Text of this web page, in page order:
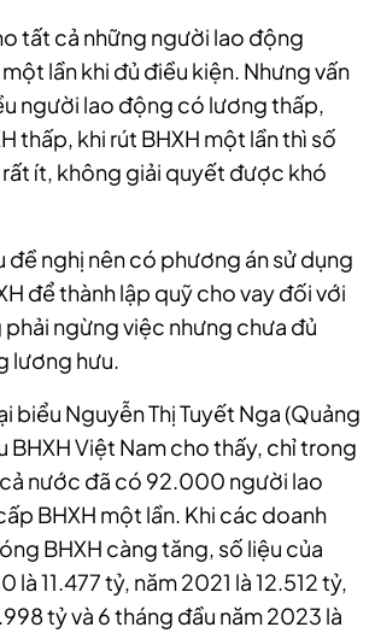
tất cả những người lao động
lần khi đủ điều kiện. Nhưng vấn
người lao động có lương thấp,
thấp, khi rút BHXH một lần thì số
ít, không giải quyết được khó
đề nghị nên có phương án sử dụng
để thành lập quỹ cho vay đối với
ngừng việc nhưng chưa đủ
lương hưu.
biểu Nguyễn Thị Tuyết Nga (Quảng
BHXH Việt Nam cho thấy, chỉ trong
nước đã có 92.000 người lao
BHXH một lần. Khi các doanh
BHXH càng tăng, số liệu của
là 11.477 tỷ, năm 2021 là 12.512 tỷ,
tỷ và 6 tháng đầu năm 2023 là